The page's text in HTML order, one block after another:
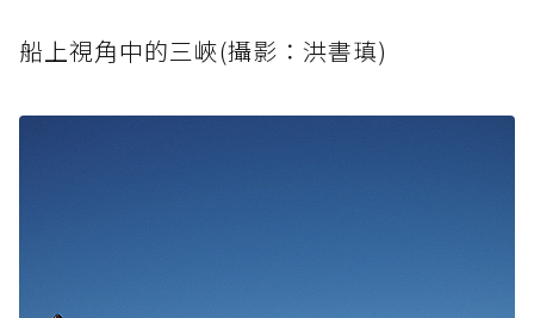
船上視角中的三峽(攝影：洪書瑱)